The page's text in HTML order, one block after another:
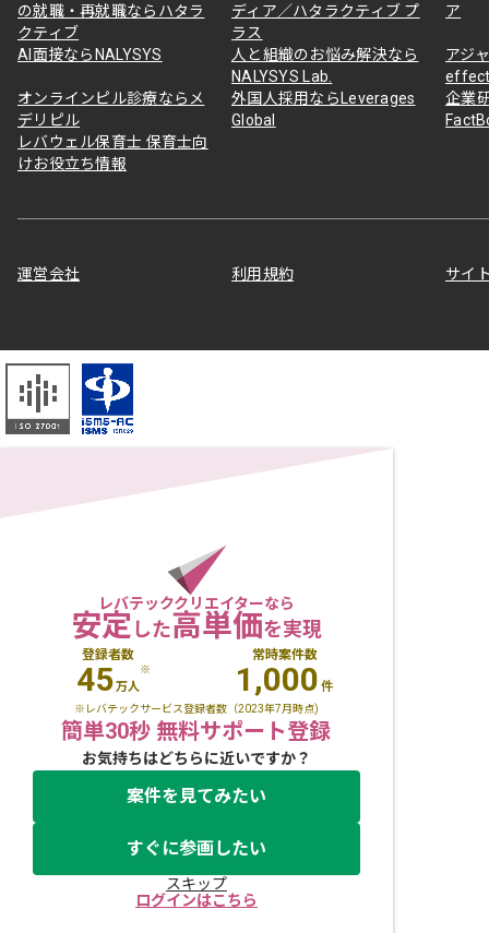
の就職・再就職ならハタラ
クティブ
ディア／ハタラクティブ プ
ラス
ア
AI面接ならNALYSYS
人と組織のお悩み解決なら
NALYSYS Lab.
アジ
オンラインピル診療ならメ
デリピル
外国人採用ならLeverages
Global
企業
レバウェル保育士 保育士向
けお役立ち情報
運営会社 利用規約 サイ
レバテッククリエイターなら
安定した高単価を実現
登録者数
45万人
※
常時案件数
1,000 件
※レバテックサービス登録者数（2023年7月時点)
簡単30秒 無料サポート登録
お気持ちはどちらに近いですか？
案件を見てみたい
すぐに参画したい
スキップ
ログインはこちら